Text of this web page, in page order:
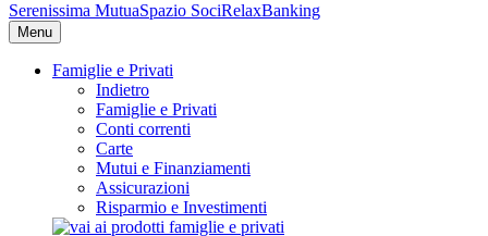
Serenissima MutuaSpazio SociRelaxBanking
Menu
Famiglie e Privati
Indietro
Famiglie e Privati
Conti correnti
Carte
Mutui e Finanziamenti
Assicurazioni
Risparmio e Investimenti